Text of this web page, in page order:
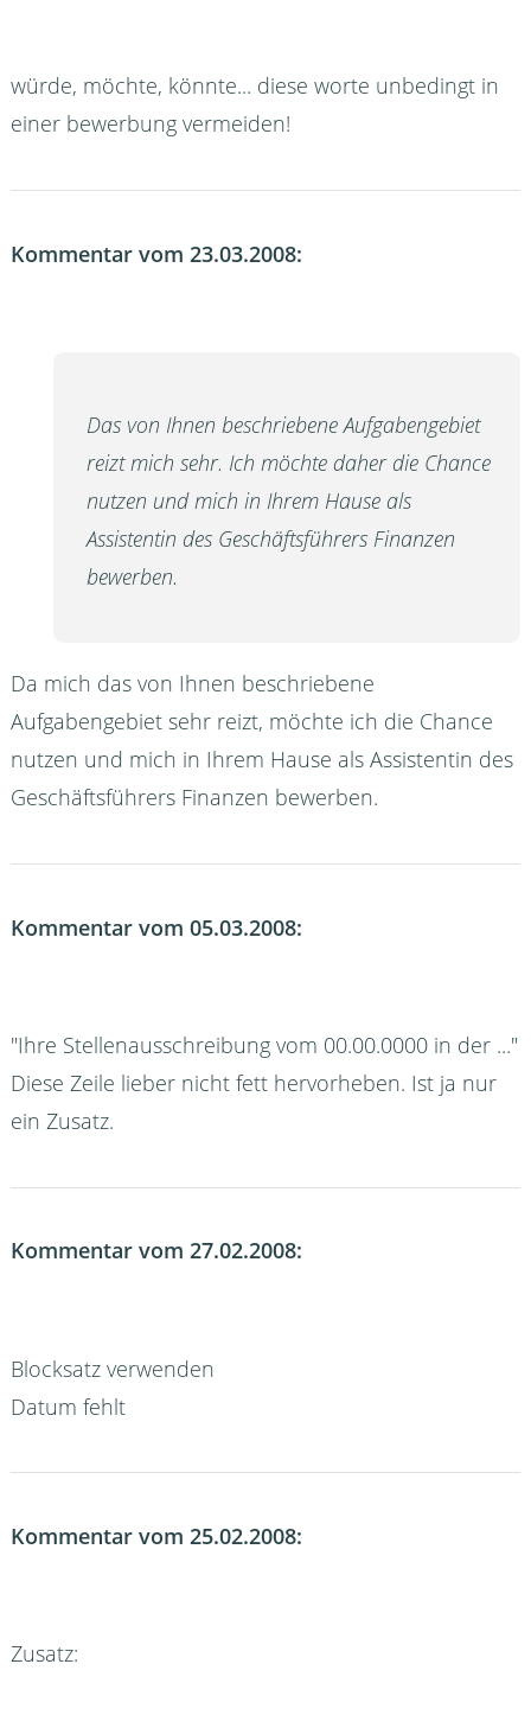
würde, möchte, könnte... diese worte unbedingt in
einer bewerbung vermeiden!
Kommentar vom 23.03.2008:
Das von Ihnen beschriebene Aufgabengebiet
reizt mich sehr. Ich möchte daher die Chance
nutzen und mich in Ihrem Hause als
Assistentin des Geschäftsführers Finanzen
bewerben.
Da mich das von Ihnen beschriebene
Aufgabengebiet sehr reizt, möchte ich die Chance
nutzen und mich in Ihrem Hause als Assistentin des
Geschäftsführers Finanzen bewerben.
Kommentar vom 05.03.2008:
"Ihre Stellenausschreibung vom 00.00.0000 in der ..."
Diese Zeile lieber nicht fett hervorheben. Ist ja nur
ein Zusatz.
Kommentar vom 27.02.2008:
Blocksatz verwenden
Datum fehlt
Kommentar vom 25.02.2008:
Zusatz: